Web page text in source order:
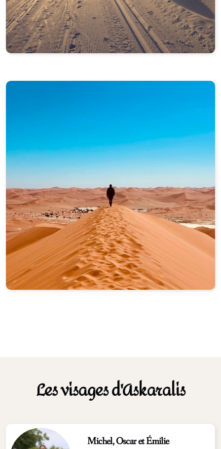
Les visages d'Askaralis
Michel, Oscar et Émilie